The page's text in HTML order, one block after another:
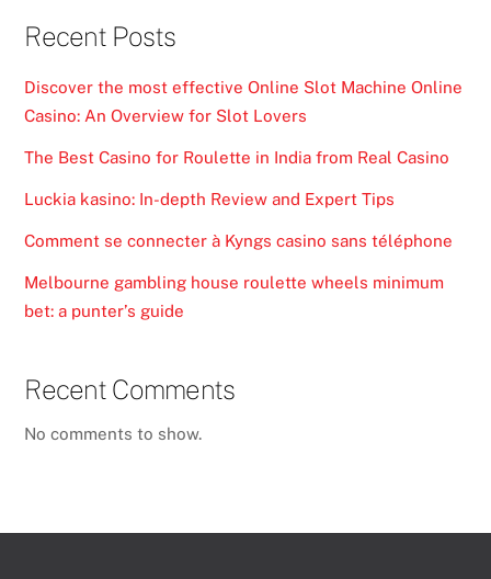
Recent Posts
Discover the most effective Online Slot Machine Online
Casino: An Overview for Slot Lovers
The Best Casino for Roulette in India from Real Casino
Luckia kasino: In-depth Review and Expert Tips
Comment se connecter à Kyngs casino sans téléphone
Melbourne gambling house roulette wheels minimum
bet: a punter’s guide
Recent Comments
No comments to show.